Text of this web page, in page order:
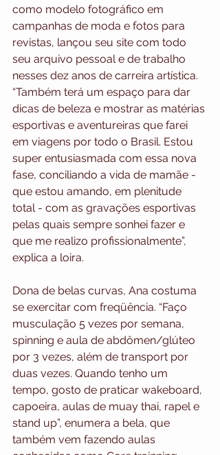
como modelo fotográfico em
campanhas de moda e fotos para
revistas, lançou seu site com todo
seu arquivo pessoal e de trabalho
nesses dez anos de carreira artística.
“Também terá um espaço para dar
dicas de beleza e mostrar as matérias
esportivas e aventureiras que farei
em viagens por todo o Brasil. Estou
super entusiasmada com essa nova
fase, conciliando a vida de mamãe -
que estou amando, em plenitude
total - com as gravações esportivas
pelas quais sempre sonhei fazer e
que me realizo profissionalmente”,
explica a loira.
Dona de belas curvas, Ana costuma
se exercitar com freqüência. “Faço
musculação 5 vezes por semana,
spinning e aula de abdômen/glúteo
por 3 vezes, além de transport por
duas vezes. Quando tenho um
tempo, gosto de praticar wakeboard,
capoeira, aulas de muay thai, rapel e
stand up”, enumera a bela, que
também vem fazendo aulas